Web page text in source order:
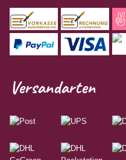
Versandarten